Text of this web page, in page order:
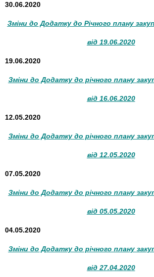
30.06.2020
Зміни до Додатку до Річного плану
від 19.06.2020
19.06.2020
Зміни до Додатку до річного плану
від 16.06.2020
12.05.2020
Зміни до Додатку до річного плану
від 12.05.2020
07.05.2020
Зміни до Додатку до річного плану
від 05.05.2020
04.05.2020
Зміни до Додатку до річного плану
від 27.04.2020